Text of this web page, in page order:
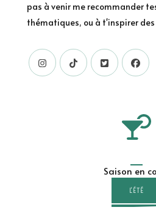
pas à venir me recommander
thématiques, ou à t'inspirer des
Saison en
L'ÉTÉ